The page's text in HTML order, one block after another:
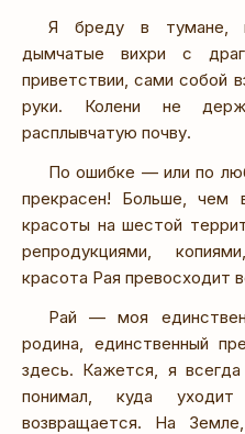
Я бреду в тумане,
дымчатые вихри с
приветствии, сами собой
руки. Колени не
расплывчатую почву.
По ошибке — или по
прекрасен! Больше, чем
красоты на шестой
репродукциями,
красота Рая превосходит
Рай — моя
родина, единственный
здесь. Кажется, я
понимал, куда
возвращается. На